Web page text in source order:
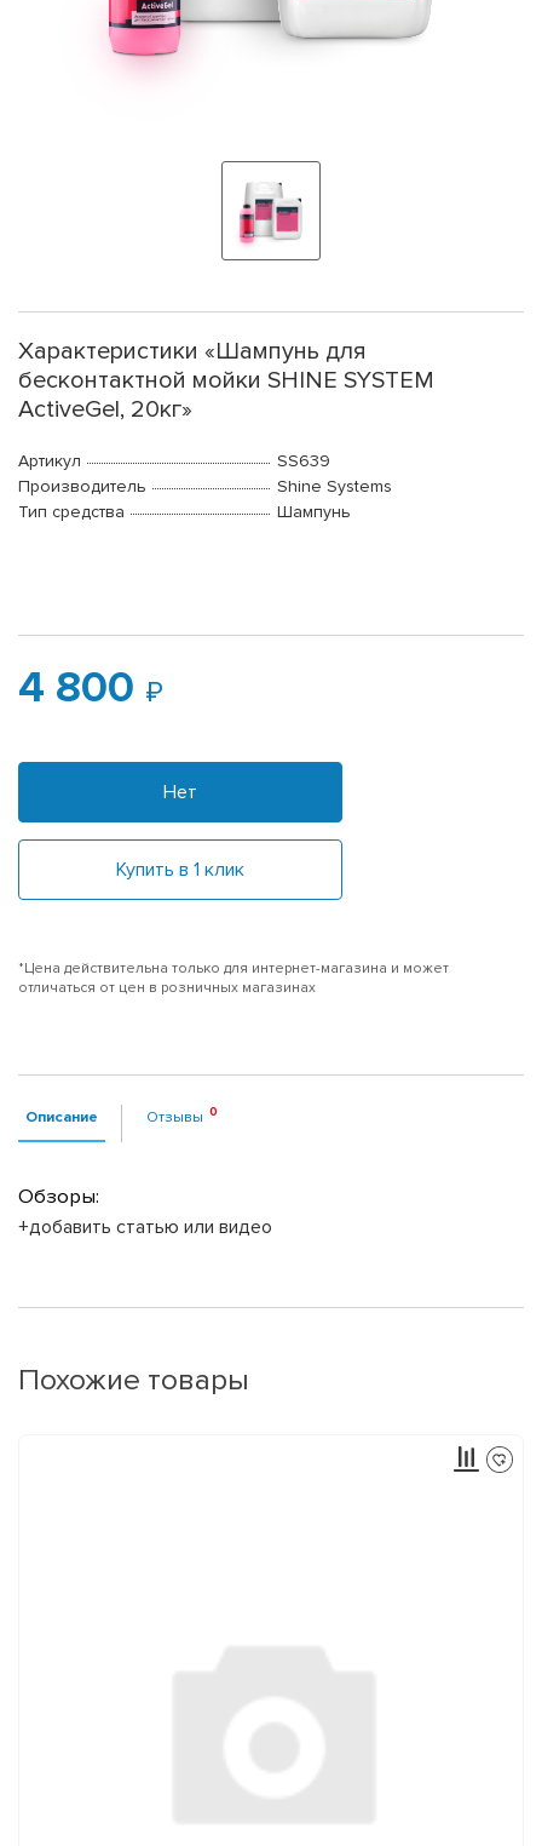
Характеристики «Шампунь для
бесконтактной мойки SHINE SYSTEM
ActiveGel, 20кг»
Артикул
SS639
Производитель
Shine Systems
Тип средства
Шампунь
4 800
Нет
Купить в 1 клик
*Цена действительна только для интернет-магазина и может
отличаться от цен в розничных магазинах
Описание Отзывы
Обзоры:
+добавить статью или видео
Похожие товары